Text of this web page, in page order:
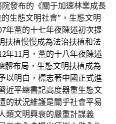
發布的《關于加速林業成長
生態文明社會”，生態文明
年黨的十七年夜陳述初次提
扶植慢慢成為法治扶植和法
年11月，黨的十八年夜陳述
體布局，生態文明扶植成為
以明白，標志著中國正式進
近平總書記高度器重生態文
的狀況維護是關乎社會平易
類文明興衰的嚴重計謀義